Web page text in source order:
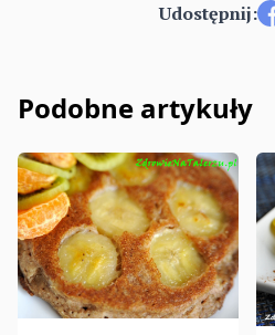
Udostępnij:
Podobne artykuły